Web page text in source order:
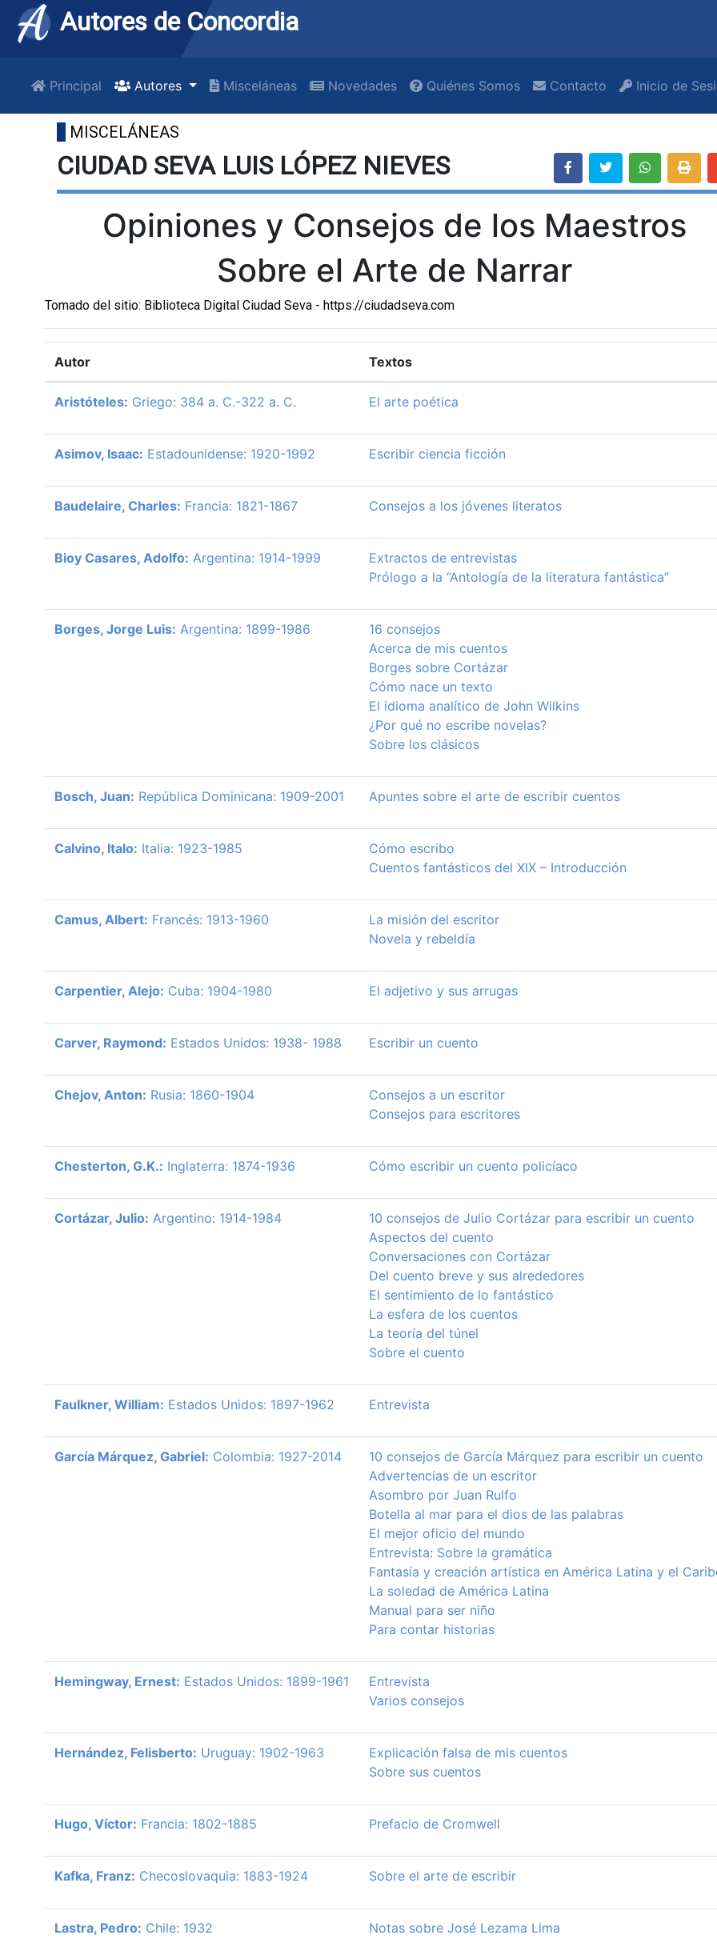
Autores de Concordia
Principal Autores Misceláneas Novedades Quiénes Somos Contacto Inicio de
MISCELÁNEAS
CIUDAD SEVA LUIS LÓPEZ NIEVES
Opiniones y Consejos de los Maestros
Sobre el Arte de Narrar
Tomado del sitio: Biblioteca Digital Ciudad Seva - https://ciudadseva.com
Autor Textos
Aristóteles: Griego: 384 a. C.-322 a. C. El arte poética
Asimov, Isaac: Estadounidense: 1920-1992 Escribir ciencia ficción
Baudelaire, Charles: Francia: 1821-1867 Consejos a los jóvenes literatos
Bioy Casares, Adolfo: Argentina: 1914-1999
Extractos de entrevistas
Prólogo a la “Antología de la literatura fantástica”
Borges, Jorge Luis: Argentina: 1899-1986
16 consejos
Acerca de mis cuentos
Borges sobre Cortázar
Cómo nace un texto
El idioma analítico de John Wilkins
¿Por qué no escribe novelas?
Sobre los clásicos
Bosch, Juan: República Dominicana: 1909-2001 Apuntes sobre el arte de escribir cuentos
Calvino, Italo: Italia: 1923-1985
Cómo escribo
Cuentos fantásticos del XIX – Introducción
Camus, Albert: Francés: 1913-1960
La misión del escritor
Novela y rebeldía
Carpentier, Alejo: Cuba: 1904-1980 El adjetivo y sus arrugas
Carver, Raymond: Estados Unidos: 1938- 1988 Escribir un cuento
Chejov, Anton: Rusia: 1860-1904
Consejos a un escritor
Consejos para escritores
Chesterton, G.K.: Inglaterra: 1874-1936 Cómo escribir un cuento policíaco
Cortázar, Julio: Argentino: 1914-1984
10 consejos de Julio Cortázar para escribir un cuento
Aspectos del cuento
Conversaciones con Cortázar
Del cuento breve y sus alrededores
El sentimiento de lo fantástico
La esfera de los cuentos
La teoría del túnel
Sobre el cuento
Faulkner, William: Estados Unidos: 1897-1962 Entrevista
García Márquez, Gabriel: Colombia: 1927-2014
10 consejos de García Márquez para escribir un cuento
Advertencias de un escritor
Asombro por Juan Rulfo
Botella al mar para el dios de las palabras
El mejor oficio del mundo
Entrevista: Sobre la gramática
Fantasía y creación artística en América Latina y el
La soledad de América Latina
Manual para ser niño
Para contar historias
Hemingway, Ernest: Estados Unidos: 1899-1961
Entrevista
Varios consejos
Hernández, Felisberto: Uruguay: 1902-1963
Explicación falsa de mis cuentos
Sobre sus cuentos
Hugo, Víctor: Francia: 1802-1885 Prefacio de Cromwell
Kafka, Franz: Checoslovaquia: 1883-1924 Sobre el arte de escribir
Lastra, Pedro: Chile: 1932 Notas sobre José Lezama Lima